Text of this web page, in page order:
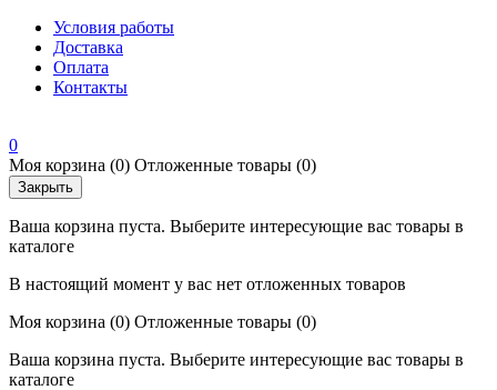
Условия работы
Доставка
Оплата
Контакты
0
Моя корзина (0) Отложенные товары (0)
Закрыть
Ваша корзина пуста. Выберите интересующие вас товары в
каталоге
В настоящий момент у вас нет отложенных товаров
Моя корзина (0) Отложенные товары (0)
Ваша корзина пуста. Выберите интересующие вас товары в
каталоге